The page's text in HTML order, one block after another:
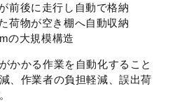
前後に走行し自動で格納
荷物が空き棚へ自動収納
の大規模構造
かかる作業を自動化すること
、作業者の負担軽減、誤出荷